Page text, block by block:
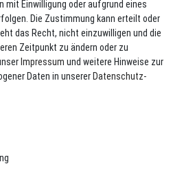
mit Einwilligung oder aufgrund eines
Die Zustimmung kann erteilt oder
das Recht, nicht einzuwilligen und die
Zeitpunkt zu ändern oder zu
Impressum und weitere Hinweise zur
Daten in unserer Daten­schutz­